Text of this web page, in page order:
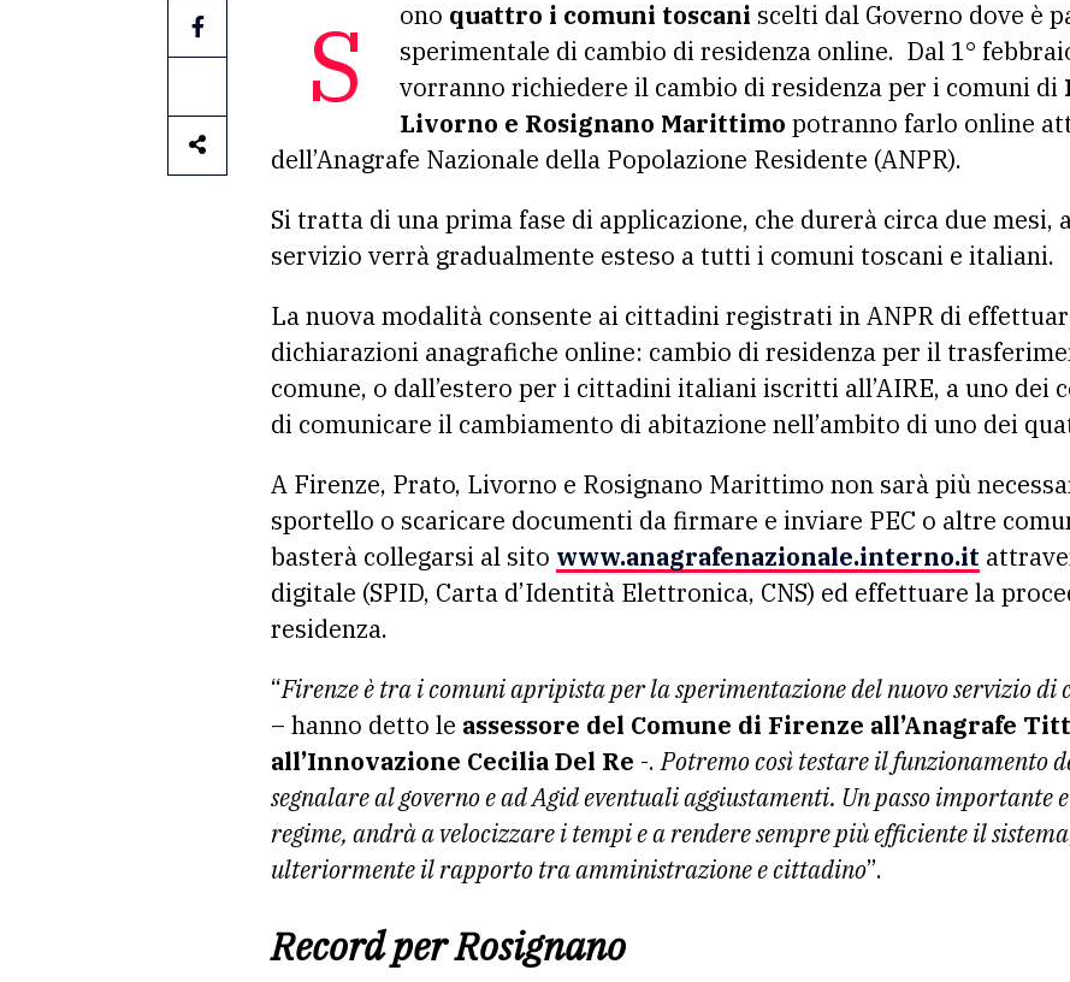
Sono quattro i comuni toscani scelti dal Governo dove è
sperimentale di cambio di residenza online. Dal 1°
vorranno richiedere il cambio di residenza per i comuni di
Livorno e Rosignano Marittimo potranno farlo online
dell’Anagrafe Nazionale della Popolazione Residente (ANPR).
Si tratta di una prima fase di applicazione, che durerà circa due mesi,
servizio verrà gradualmente esteso a tutti i comuni toscani e italiani.
La nuova modalità consente ai cittadini registrati in ANPR di
dichiarazioni anagrafiche online: cambio di residenza per il
comune, o dall’estero per i cittadini italiani iscritti all’AIRE, a uno dei
di comunicare il cambiamento di abitazione nell’ambito di uno dei
A Firenze, Prato, Livorno e Rosignano Marittimo non sarà più
sportello o scaricare documenti da firmare e inviare PEC o altre
basterà collegarsi al sito www.anagrafenazionale.interno.it
digitale (SPID, Carta d’Identità Elettronica, CNS) ed effettuare la
residenza.
“Firenze è tra i comuni apripista per la sperimentazione del nuovo servizio di
– hanno detto le assessore del Comune di Firenze all’Anagrafe
all’Innovazione Cecilia Del Re -.Potremo così testare il funzionamento
segnalare al governo e ad Agid eventuali aggiustamenti. Un passo importante
regime, andrà a velocizzare i tempi e a rendere sempre più efficiente il
ulteriormente il rapporto tra amministrazione e cittadino”.
Record per Rosignano